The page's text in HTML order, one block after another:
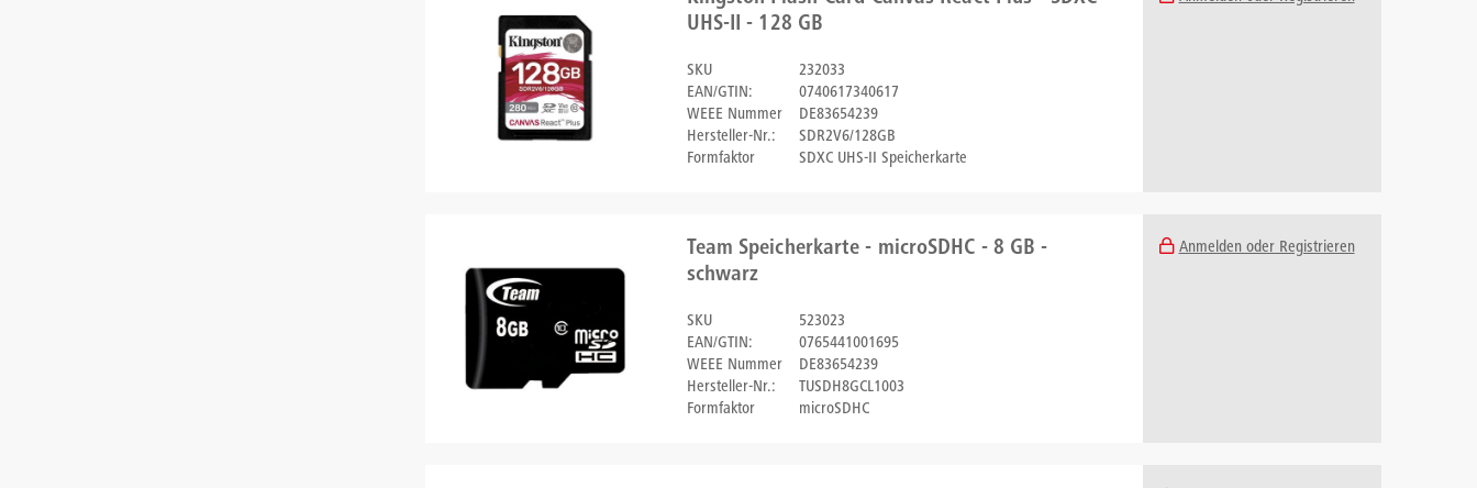
UHS-II - 128 GB
SKU
232033
EAN/GTIN:
0740617340617
WEEE Nummer
DE83654239
Hersteller-Nr.:
SDR2V6/128GB
Formfaktor
SDXC UHS-II Speicherkarte
Team Speicherkarte - microSDHC - 8 GB -
schwarz
SKU
523023
EAN/GTIN:
0765441001695
WEEE Nummer
DE83654239
Hersteller-Nr.:
TUSDH8GCL1003
Formfaktor
microSDHC
Anmelden oder Registrieren